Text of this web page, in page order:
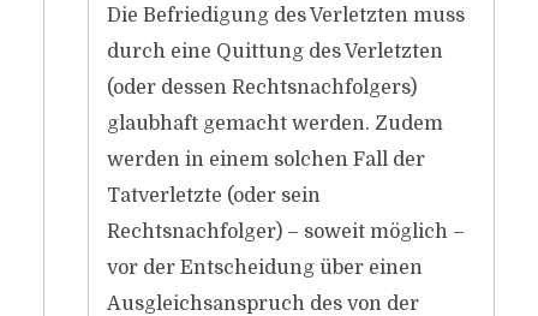
Die Befriedigung des Verletzten muss
durch eine Quittung des Verletzten
(oder dessen Rechtsnachfolgers)
glaubhaft gemacht werden. Zudem
werden in einem solchen Fall der
Tatverletzte (oder sein
Rechtsnachfolger) – soweit möglich –
vor der Entscheidung über einen
Ausgleichsanspruch des von der